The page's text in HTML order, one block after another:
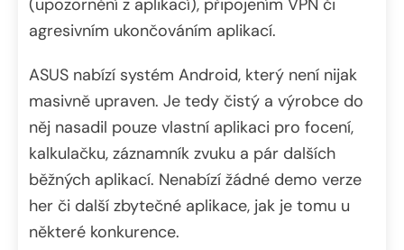
(upozornění z aplikací), připojením VPN či
agresivním ukončováním aplikací.
ASUS nabízí systém Android, který není nijak
masivně upraven. Je tedy čistý a výrobce do
něj nasadil pouze vlastní aplikaci pro focení,
kalkulačku, záznamník zvuku a pár dalších
běžných aplikací. Nenabízí žádné demo verze
her či další zbytečné aplikace, jak je tomu u
některé konkurence.